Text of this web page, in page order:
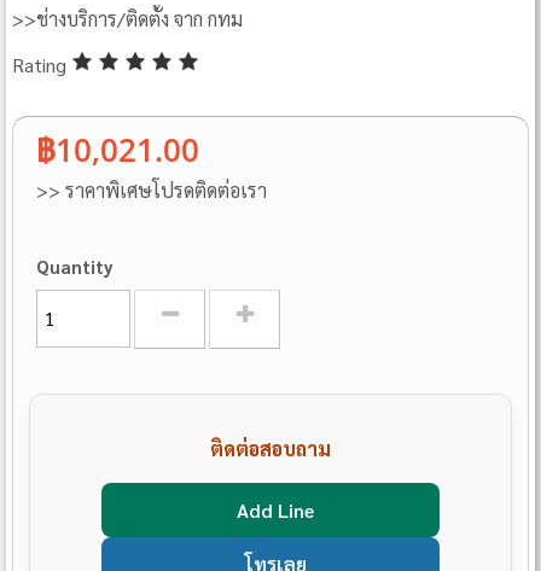
>>ช่างบริการ/ติดตั้ง จาก กทม
Rating
฿10,021.00
>> ราคาพิเศษโปรดติดต่อเรา
Quantity
ติดต่อสอบถาม
Add Line
โทรเลย